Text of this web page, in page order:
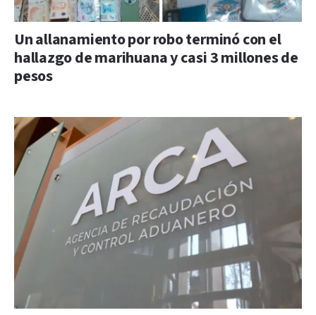
Un allanamiento por robo terminó con el
hallazgo de marihuana y casi 3 millones de
pesos